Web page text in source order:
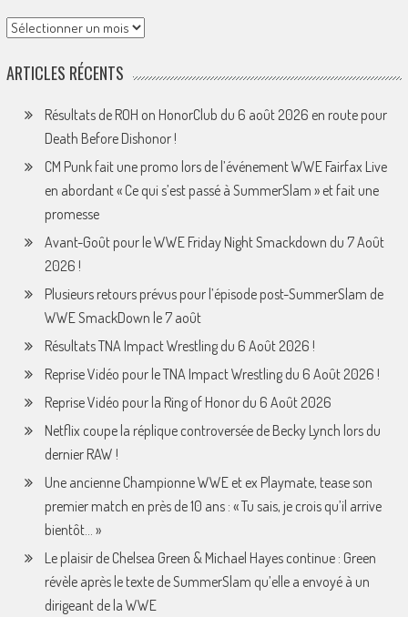
Archives
ARTICLES RÉCENTS
Résultats de ROH on HonorClub du 6 août 2026 en route pour
Death Before Dishonor !
CM Punk fait une promo lors de l’événement WWE Fairfax Live
en abordant « Ce qui s’est passé à SummerSlam » et fait une
promesse
Avant-Goût pour le WWE Friday Night Smackdown du 7 Août
2026 !
Plusieurs retours prévus pour l’épisode post-SummerSlam de
WWE SmackDown le 7 août
Résultats TNA Impact Wrestling du 6 Août 2026 !
Reprise Vidéo pour le TNA Impact Wrestling du 6 Août 2026 !
Reprise Vidéo pour la Ring of Honor du 6 Août 2026
Netflix coupe la réplique controversée de Becky Lynch lors du
dernier RAW !
Une ancienne Championne WWE et ex Playmate, tease son
premier match en près de 10 ans : « Tu sais, je crois qu’il arrive
bientôt… »
Le plaisir de Chelsea Green & Michael Hayes continue : Green
révèle après le texte de SummerSlam qu’elle a envoyé à un
dirigeant de la WWE